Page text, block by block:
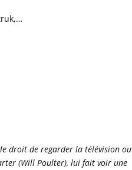
le droit de regarder la télévision ou
(Will Poulter), lui fait voir une